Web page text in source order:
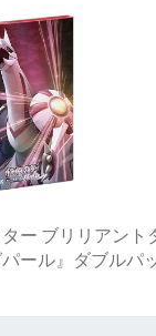
ター ブリリアント
ール』ダブルパ